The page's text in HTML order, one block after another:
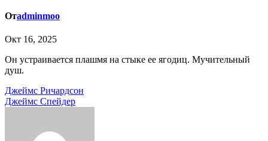
Отadminmoo
Окт 16, 2025
Он устраивается плашмя на стыке ее ягодиц. Мучительный
душ.
Навигация
по
Джеймс Ричардсон
Джеймс Спейдер